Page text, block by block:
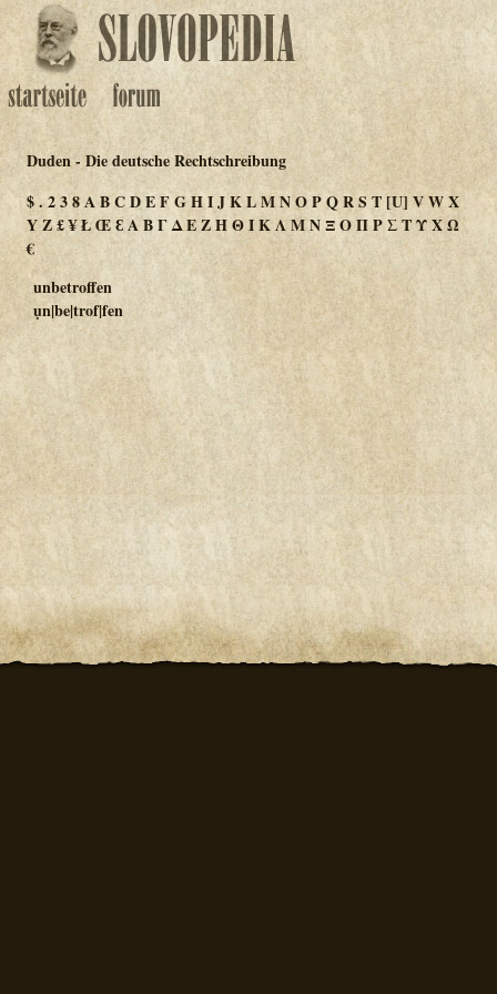
Duden - Die deutsche Rechtschreibung
$.238ABCDEFGHIJKLMNOPQRS T [U] VWX
YZ£¥ŁŒƐΑΒΓΔΕΖΗΘΙΚΛΜΝΞΟΠΡΣΤΥΧΩ
€
unbetroffen
ụn|be|trof|fen